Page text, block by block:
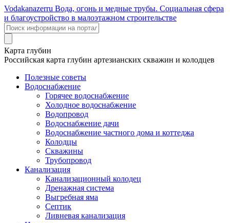
Vodakanazerru Вода, огонь и медные трубы. Социальная сфера
и благоустройство в малоэтажном строительстве
Карта глубин
Российская карта глубин артезианских скважин и колодцев
Полезные советы
Водоснабжение
Горячее водоснабжение
Холодное водоснабжение
Водопровод
Водоснабжение дачи
Водоснабжение частного дома и коттеджа
Колодцы
Скважины
Трубопровод
Канализация
Канализационный колодец
Дренажная система
Выгребная яма
Септик
Ливневая канализация